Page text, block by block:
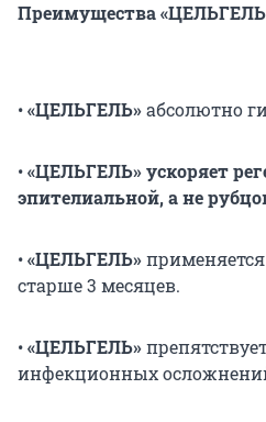
Преимущества
•«ЦЕЛЬГЕЛЬ»абсолютно
•«ЦЕЛЬГЕЛЬ» ускоряет
эпителиальной, а не
•«ЦЕЛЬГЕЛЬ»
старше 3 месяцев.
•«ЦЕЛЬГЕЛЬ»
инфекционных